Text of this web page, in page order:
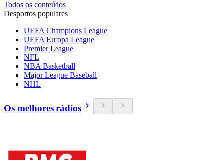
Todos os conteúdos
Desportos populares
UEFA Champions League
UEFA Europa League
Premier League
NFL
NBA Basketball
Major League Baseball
NHL
Os melhores rádios